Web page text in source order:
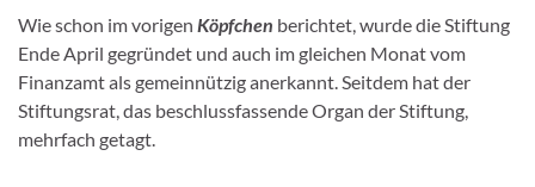
Wie schon im vorigen Köpfchen berichtet, wurde die Stiftung
Ende April gegründet und auch im gleichen Monat vom
Finanzamt als gemeinnützig anerkannt. Seitdem hat der
Stiftungsrat, das beschlussfassende Organ der Stiftung,
mehrfach getagt.